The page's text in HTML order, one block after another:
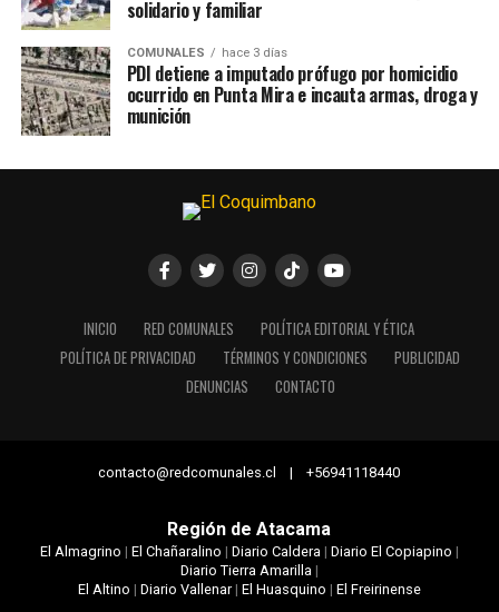
solidario y familiar
COMUNALES hace 3 días
PDI detiene a imputado prófugo por homicidio
ocurrido en Punta Mira e incauta armas, droga y
munición
INICIO RED COMUNALES
POLÍTICA EDITORIAL Y ÉTICA
POLÍTICA DE PRIVACIDAD
TÉRMINOS Y CONDICIONES
PUBLICIDAD
DENUNCIAS
CONTACTO
contacto@redcomunales.cl | +56941118440
Región de Atacama
El Almagrino | El Chañaralino | Diario Caldera| Diario El Copiapino |
Diario Tierra Amarilla|
El Altino | Diario Vallenar| El Huasquino | El Freirinense